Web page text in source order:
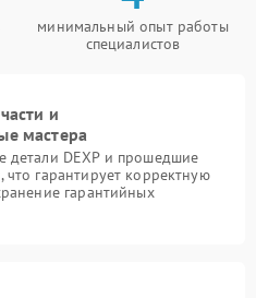
минимальный опыт работы
специалистов
и
мастера
детали DEXP и прошедшие
гарантирует корректную
гарантийных